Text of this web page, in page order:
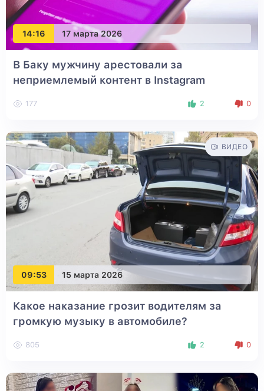
14:16 17 марта 2026
В Баку мужчину арестовали за
неприемлемый контент в Instagram
177 2 0
09:53 15 марта 2026
ВИДЕО
Какое наказание грозит водителям за
громкую музыку в автомобиле?
805 2 0